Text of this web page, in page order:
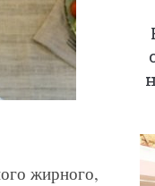
жирного,